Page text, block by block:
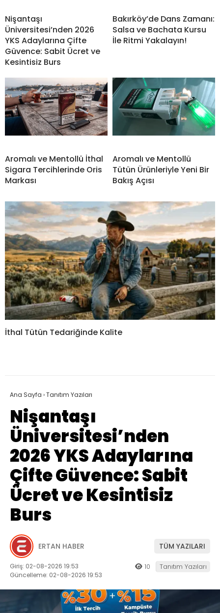
Nişantaşı
Üniversitesi’nden 2026
YKS Adaylarına Çifte
Güvence: Sabit Ücret ve
Kesintisiz Burs
Bakırköy’de Dans Zamanı:
Salsa ve Bachata Kursu
İle Ritmi Yakalayın!
Aromalı ve Mentollü İthal
Sigara Tercihlerinde Oris
Markası
Aromalı ve Mentollü
Tütün Ürünleriyle Yeni Bir
Bakış Açısı
İthal Tütün Tedariğinde Kalite
Ana Sayfa ›Tanıtım Yazıları
Nişantaşı
Üniversitesi’nden
2026 YKS Adaylarına
Çifte Güvence: Sabit
Ücret ve Kesintisiz
Burs
ERTAN HABER TÜM YAZILARI
Giriş: 02-08-2026 19:53
Güncelleme: 02-08-2026 19:53
10 Tanıtım Yazıları